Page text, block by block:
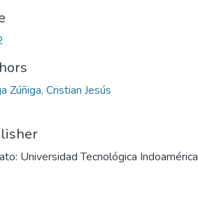
Zúñiga, Cristian Jesús
Universidad Tecnológica Indoamérica